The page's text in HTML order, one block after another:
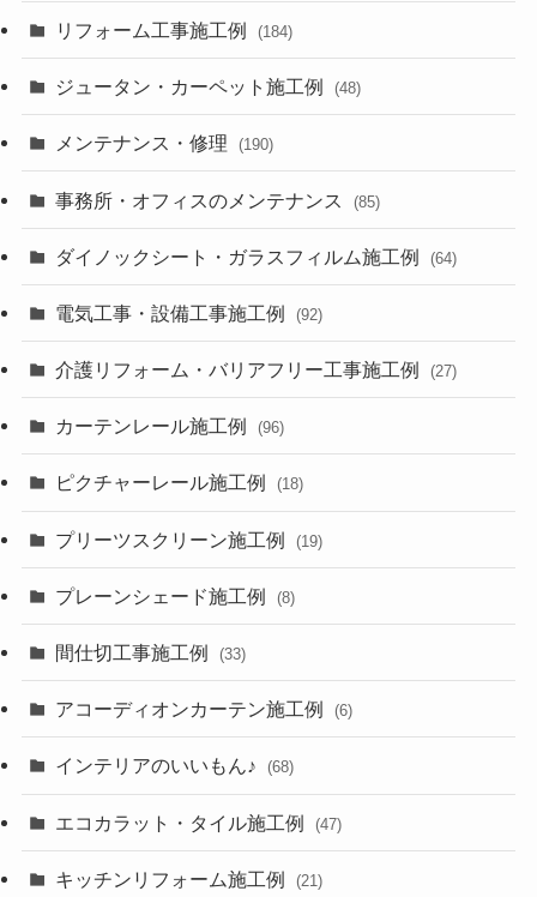
リフォーム工事施工例 (184)
ジュータン・カーペット施工例 (48)
メンテナンス・修理 (190)
事務所・オフィスのメンテナンス (85)
ダイノックシート・ガラスフィルム施工例 (64)
電気工事・設備工事施工例 (92)
介護リフォーム・バリアフリー工事施工例 (27)
カーテンレール施工例 (96)
ピクチャーレール施工例 (18)
プリーツスクリーン施工例 (19)
プレーンシェード施工例 (8)
間仕切工事施工例 (33)
アコーディオンカーテン施工例 (6)
インテリアのいいもん♪ (68)
エコカラット・タイル施工例 (47)
キッチンリフォーム施工例 (21)